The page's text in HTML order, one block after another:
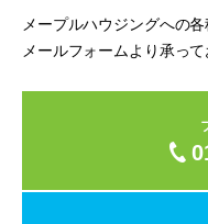
メープルハウジングへの
メールフォームより承って